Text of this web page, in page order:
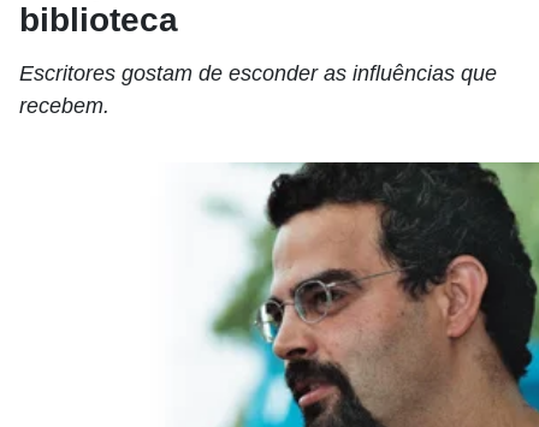
biblioteca
Escritores gostam de esconder as influências que
recebem.